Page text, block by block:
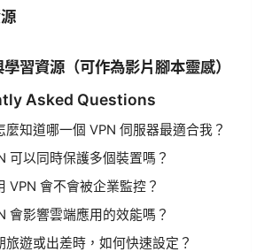
習資源（可作為影片腳本靈感）
Asked Questions
麼知道哪一個 VPN 伺服器最適合我？
可以同時保護多個裝置嗎？
VPN 會不會被企業監控？
會影響雲端應用的效能嗎？
旅遊或出差時，如何快速設定？